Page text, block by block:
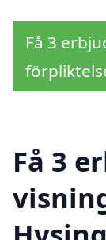
Få 3
Få 3